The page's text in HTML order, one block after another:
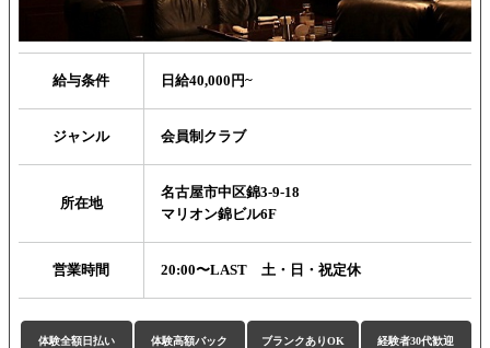
給与条件 日給40,000円~
ジャンル 会員制クラブ
所在地
名古屋市中区錦3-9-18
マリオン錦ビル6F
営業時間 20:00〜LAST 土・日・祝定休
体験全額日払い 体験高額バック ブランクありOK 経験者30代歓迎